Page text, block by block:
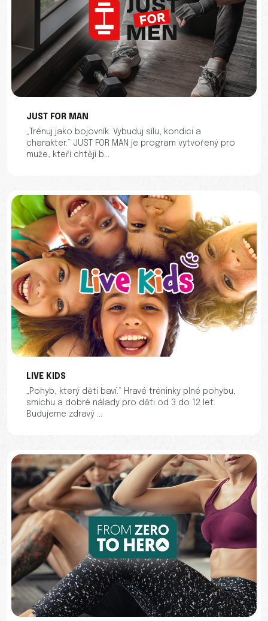
JUST FOR MAN
„Trénuj jako bojovník. Vybuduj sílu, kondici a
charakter.“ JUST FOR MAN je program vytvořený pro
muže, kteří chtějí b...
LIVE KIDS
„Pohyb, který děti baví.“ Hravé tréninky plné pohybu,
smíchu a dobré nálady pro děti od 3 do 12 let.
Budujeme zdravý ...